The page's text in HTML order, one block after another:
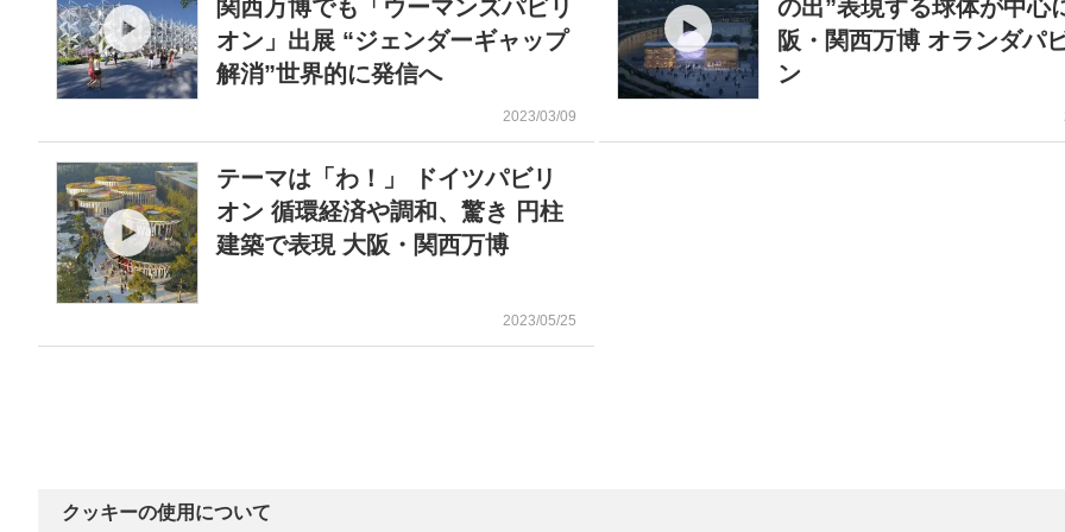
関西万博でも「ウーマンズパビリ
オン」出展 “ジェンダーギャップ
解消”世界的に発信へ
2023/03/09
の出”表現する球体が中心
阪・関西万博 オランダパ
ン
テーマは「わ！」 ドイツパビリ
オン 循環経済や調和、驚き 円柱
建築で表現 大阪・関西万博
2023/05/25
クッキーの使用について